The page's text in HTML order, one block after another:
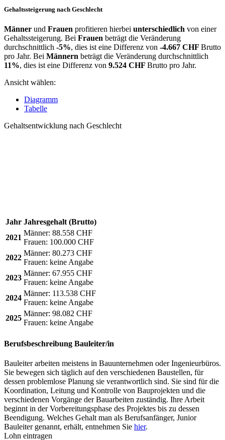
Gehaltssteigerung nach Geschlecht
Männer und Frauen profitieren hierbei unterschiedlich von einer
Gehaltssteigerung. Bei Frauen beträgt die Veränderung
durchschnittlich -5%, dies ist eine Differenz von -4.667 CHF Brutto
pro Jahr. Bei Männern beträgt die Veränderung durchschnittlich
11%, dies ist eine Differenz von 9.524 CHF Brutto pro Jahr.
Ansicht wählen:
Diagramm
Tabelle
Gehaltsentwicklung nach Geschlecht
Jahr Jahresgehalt (Brutto)
2021
Männer: 88.558 CHF
Frauen: 100.000 CHF
2022
Männer: 80.273 CHF
Frauen: keine Angabe
2023
Männer: 67.955 CHF
Frauen: keine Angabe
2024
Männer: 113.538 CHF
Frauen: keine Angabe
2025
Männer: 98.082 CHF
Frauen: keine Angabe
Berufsbeschreibung Bauleiter/in
Bauleiter arbeiten meistens in Bauunternehmen oder Ingenieurbüros.
Sie bewegen sich täglich auf den verschiedenen Baustellen, für
dessen problemlose Planung sie verantwortlich sind. Sie sind für die
Koordination, Leitung und Kontrolle von Bauprojekten und die
verschiedenen Vorgänge der Bauarbeiten zuständig. Ihre Arbeit
beginnt in der Vorbereitungsphase des Projektes bis zu dessen
Beendigung. Welches Gehalt man als Berufsanfänger, Junior
Bauleiter genannt, erhält, entnehmen Sie hier.
Lohn eintragen